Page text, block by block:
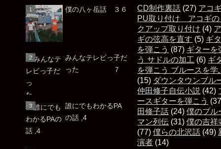
僕の八ヶ岳話 ３６
みんなテレビっ子だ
った ７
誰にでもわかるPA
の話 ,4
CD制作裏話 (27) アコ
PU取り付け アコギの
クアップ取り付け (4)
ギの弦高を直す (5) ギ
を弾こう (87) ギターを
う サドルの加工 (6) ギ
を弾こう ブルースを学
(15) ダウンタウンブル
仲田修子自伝小説 (42)
ースギターを弾こう
田修子話 (24)僕のブル
マン列伝 (31)僕の吉祥
(77)僕らの北沢話 (49)
演者 (14)